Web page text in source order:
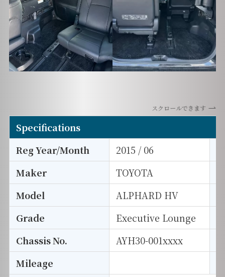
スクロールできます
Specifications
Reg Year/Month
2015 / 06
Maker
TOYOTA
Model
ALPHARD HV
Grade
Executive Lounge
Chassis No.
AYH30-001xxxx
Mileage